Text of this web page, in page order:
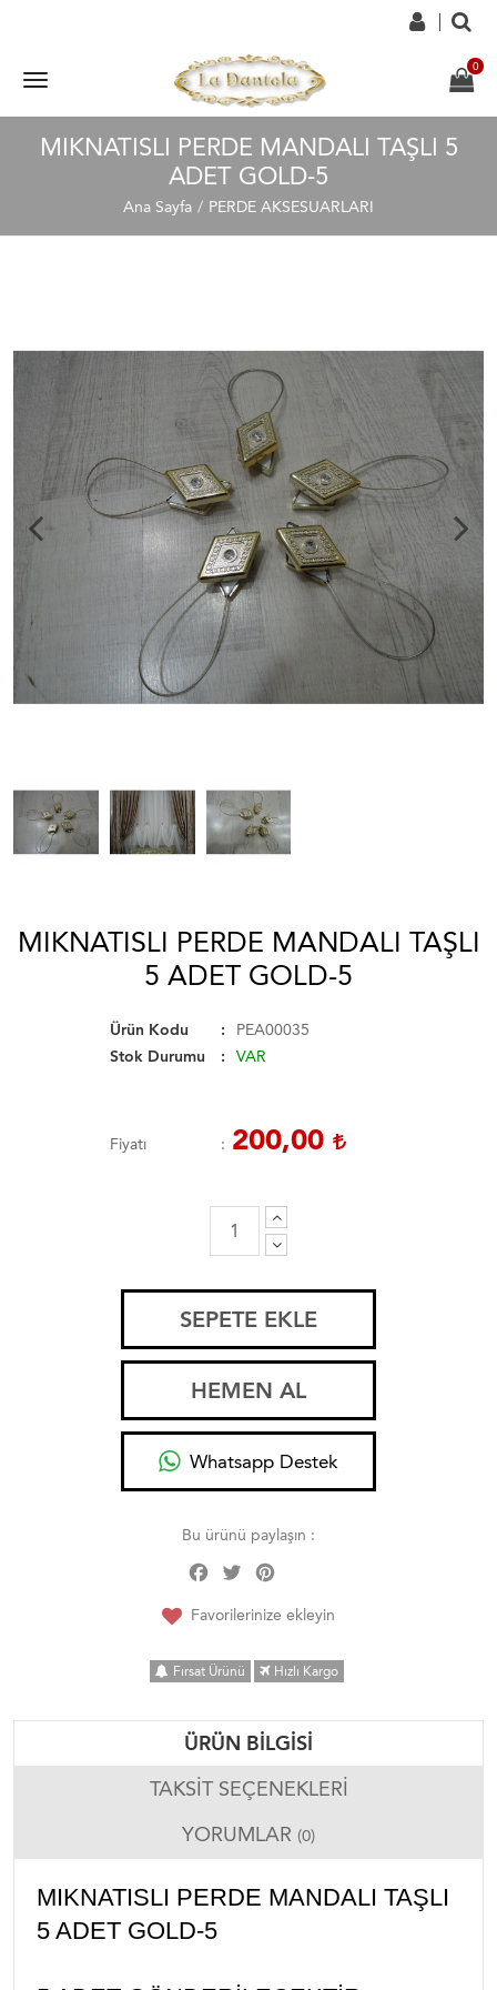
MIKNATISLI PERDE MANDALI TAŞLI 5
ADET GOLD-5
Ana Sayfa PERDE AKSESUARLARI
MIKNATISLI PERDE MANDALI TAŞLI
5 ADET GOLD-5
Ürün Kodu
PEA00035
Stok Durumu
VAR
Fiyatı 200,00
SEPETE EKLE
HEMEN AL
Whatsapp Destek
Bu ürünü paylaşın :
Facebook
Twitter
Favorilerinize ekleyin
Fırsat Ürünü Hızlı Kargo
ÜRÜN BILGISI
TAKSIT SEÇENEKLERI
YORUMLAR (0)
MIKNATISLI PERDE MANDALI TAŞLI
5 ADET GOLD-5